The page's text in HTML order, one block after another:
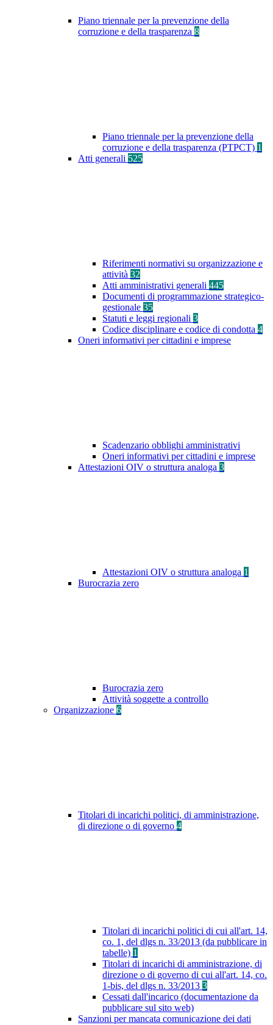
Piano triennale per la prevenzione della
corruzione e della trasparenza 8
Piano triennale per la prevenzione della
corruzione e della trasparenza (PTPCT) 1
Atti generali 525
Riferimenti normativi su organizzazione e
attività 32
Atti amministrativi generali 445
Documenti di programmazione strategico-
gestionale 35
Statuti e leggi regionali 3
Codice disciplinare e codice di condotta 4
Oneri informativi per cittadini e imprese
Scadenzario obblighi amministrativi
Oneri informativi per cittadini e imprese
Attestazioni OIV o struttura analoga 3
Attestazioni OIV o struttura analoga 1
Burocrazia zero
Burocrazia zero
Attività soggette a controllo
Organizzazione 6
Titolari di incarichi politici, di amministrazione,
di direzione o di governo 4
Titolari di incarichi politici di cui all'art. 14,
co. 1, del dlgs n. 33/2013 (da pubblicare in
tabelle) 1
Titolari di incarichi di amministrazione, di
direzione o di governo di cui all'art. 14, co.
1-bis, del dlgs n. 33/2013 3
Cessati dall'incarico (documentazione da
pubblicare sul sito web)
Sanzioni per mancata comunicazione dei dati